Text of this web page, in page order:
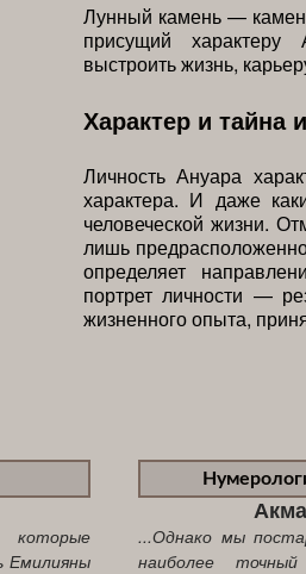
Лунный камень —
присущий характеру
выстроить жизнь,
Характер и тайна
Личность Ануара
характера. И даже
человеческой жизни.
лишь
определяет
портрет личности —
жизненного опыта,
Емилияны
...Однако мы
наиболее